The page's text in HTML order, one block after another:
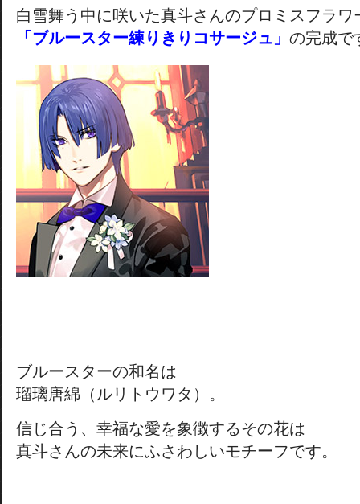
白雪舞う中に咲いた真斗さんのプロミスフラワ
「ブルースター練りきりコサージュ」 の完成で
ブルースターの和名は
瑠璃唐綿（ルリトウワタ）。
信じ合う、幸福な愛を象徴するその花は
真斗さんの未来にふさわしいモチーフです。